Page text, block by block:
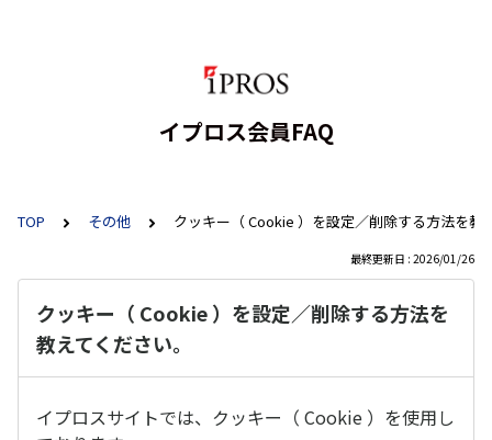
イプロス会員FAQ
TOP その他 クッキー（ Cookie ）を設定／削除する方法を教
最終更新日 : 2026/01/26
クッキー（ Cookie ）を設定／削除する方法を
教えてください。
イプロスサイトでは、クッキー（ Cookie ）を使用し